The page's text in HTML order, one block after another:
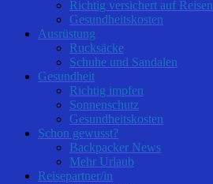
Richtig versichert auf Reisen
Gesundheitskosten
Ausrüstung
Rucksäcke
Schuhe und Sandalen
Gesundheit
Richtig impfen
Sonnenschutz
Gesundheitskosten
Schon gewusst?
Backpacker News
Mehr Urlaub
Reisepartner/in